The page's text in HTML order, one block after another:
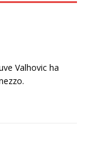
Valhovic ha